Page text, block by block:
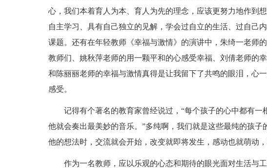
心，我们本着育人为本、育人为先的理念，应该更努力地作到
自主学习、具有自己独立的见解，学会过自立的生活、过自己
课题。还有在年轻教师《幸福与激情》的演讲中，朱绮一老师
教师们、姚秋萍老师的用一颗平和的心感受幸福、刘倩老师的
和陈丽丽老师的幸福与激情真得是让我留下了共鸣的眼泪，心
感受。
记得有个著名的教育家曾经说过，“每个孩子的心中都有一
他就会奏出最美妙的音乐。”多纯啊，我们就是这些最纯的孩
他的想法时，交流就会开始，改变就即将发生，感动也就萌动，
作为一名教师，应以乐观的心态和期待的眼光面对生活与